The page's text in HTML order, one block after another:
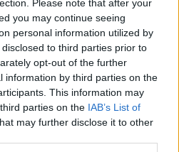
Please note that after your
you may continue seeing
personal information utilized by
to third parties prior to
opt-out of the further
information by third parties on the
This information may
parties on the IAB’s List of
may further disclose it to other
de líquidos antes de
completa y eficaz
LEER